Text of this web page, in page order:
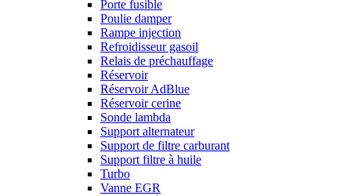
Porte fusible
Poulie damper
Rampe injection
Refroidisseur gasoil
Relais de préchauffage
Réservoir
Réservoir AdBlue
Réservoir cerine
Sonde lambda
Support alternateur
Support de filtre carburant
Support filtre à huile
Turbo
Vanne EGR